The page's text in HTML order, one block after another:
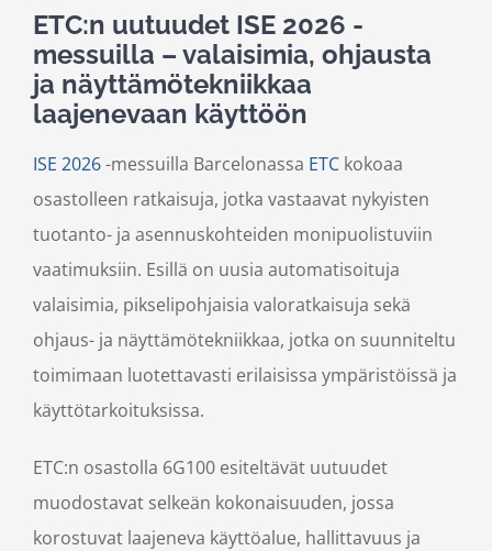
ETC:n uutuudet ISE 2026 -
messuilla – valaisimia, ohjausta
ja näyttämötekniikkaa
laajenevaan käyttöön
ISE 2026-messuilla Barcelonassa ETC kokoaa
osastolleen ratkaisuja, jotka vastaavat nykyisten
tuotanto- ja asennuskohteiden monipuolistuviin
vaatimuksiin. Esillä on uusia automatisoituja
valaisimia, pikselipohjaisia valoratkaisuja sekä
ohjaus- ja näyttämötekniikkaa, jotka on suunniteltu
toimimaan luotettavasti erilaisissa ympäristöissä ja
käyttötarkoituksissa.
ETC:n osastolla 6G100 esiteltävät uutuudet
muodostavat selkeän kokonaisuuden, jossa
korostuvat laajeneva käyttöalue, hallittavuus ja